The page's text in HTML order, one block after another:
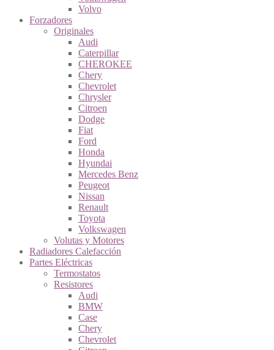
Volvo
Forzadores
Originales
Audi
Caterpillar
CHEROKEE
Chery
Chevrolet
Chrysler
Citroen
Dodge
Fiat
Ford
Honda
Hyundai
Mercedes Benz
Peugeot
Nissan
Renault
Toyota
Volkswagen
Volutas y Motores
Radiadores Calefacción
Partes Eléctricas
Termostatos
Resistores
Audi
BMW
Case
Chery
Chevrolet